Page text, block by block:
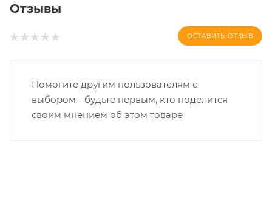
Отзывы
ОСТАВИТЬ ОТЗЫВ
Помогите другим пользователям с
выбором - будьте первым, кто поделится
своим мнением об этом товаре